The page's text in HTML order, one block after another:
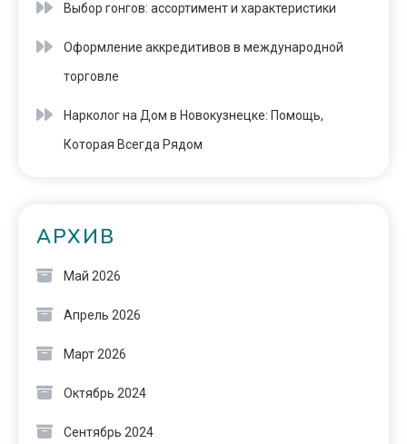
Выбор гонгов: ассортимент и характеристики
Оформление аккредитивов в международной
торговле
Нарколог на Дом в Новокузнецке: Помощь,
Которая Всегда Рядом
АРХИВ
Май 2026
Апрель 2026
Март 2026
Октябрь 2024
Сентябрь 2024